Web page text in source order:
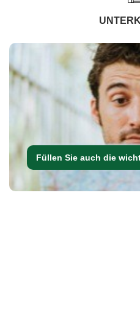
Füllen Sie auch die